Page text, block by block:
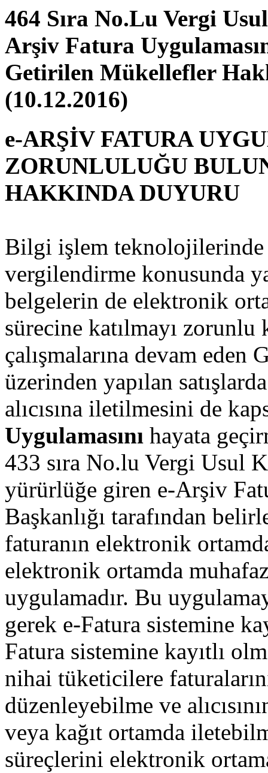
464 Sıra No.Lu Vergi
Arşiv Fatura
Getirilen Mükellefler
(10.12.2016)
e-ARŞİV FATURA
ZORUNLULUĞU
HAKKINDA DUYURU
Bilgi işlem teknolojilerinde
vergilendirme konusunda
belgelerin de elektronik
sürecine katılmayı zorunlu
çalışmalarına devam eden
üzerinden yapılan
alıcısına iletilmesini de
Uygulamasını hayata
433 sıra No.lu Vergi Usul
yürürlüğe giren e-Arşiv
Başkanlığı tarafından
faturanın elektronik
elektronik ortamda
uygulamadır. Bu
gerek e-Fatura sistemine
Fatura sistemine kayıtlı
nihai tüketicilere
düzenleyebilme ve
veya kağıt ortamda
süreçlerini elektronik